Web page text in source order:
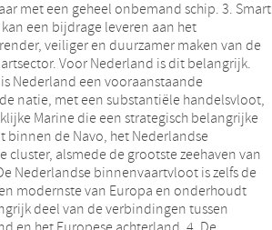
met een geheel onbemand schip. 3. Smart
een bijdrage leveren aan het
veiliger en duurzamer maken van de
is dit belangrijk.
Nederland een vooraanstaande
natie, met een substantiële handelsvloot,
Marine die een strategisch belangrijke
binnen de Navo, het Nederlandse
cluster, alsmede de grootste zeehaven van
Nederlandse binnenvaartvloot is zelfs de
modernste van Europa en onderhoudt
deel van de verbindingen tussen
(hierna: Paris MoU) vervult ten aanzien
die Nederlandse havens aandoen. § 4
experimenteerwetgeving. 9. Wanneer de
(uitgewerkt binnen de
de thans geldende wetgeving) te weinig
voor de gewenste testen en
kan gedacht worden aan specifieke
dergelijke experimenten mogelijk te
vergaand geautomatiseerde schepen is
nog geen dergelijke wetgeving bekend in
Inzake zelfrijdende wegvoertuigen
landen echter al wel stappen